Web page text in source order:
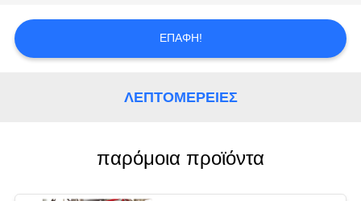
SITEMAP
ΕΠΑΦΉ!
ΛΕΠΤΟΜΈΡΕΙΕΣ
παρόμοια προϊόντα